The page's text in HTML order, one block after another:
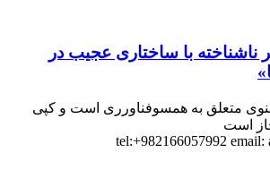
با ساختاری عجیب در
متعلق به همسوفناورری است و کپی
است
tel:+982166057992 email: